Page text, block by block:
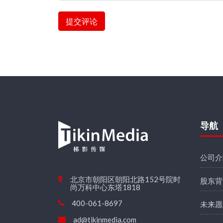
提交评论
北京市朝阳区朝阳北路152号院时
尚万科中心东塔1818
400-061-8697
ad@tikinmedia.com
导航
公司
股东
未来